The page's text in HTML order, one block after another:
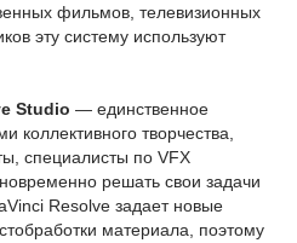
фильмов, телевизионных
эту систему используют
Studio — единственное
коллективного творчества,
специалисты по VFX
решать свои задачи
Resolve задает новые
материала, поэтому